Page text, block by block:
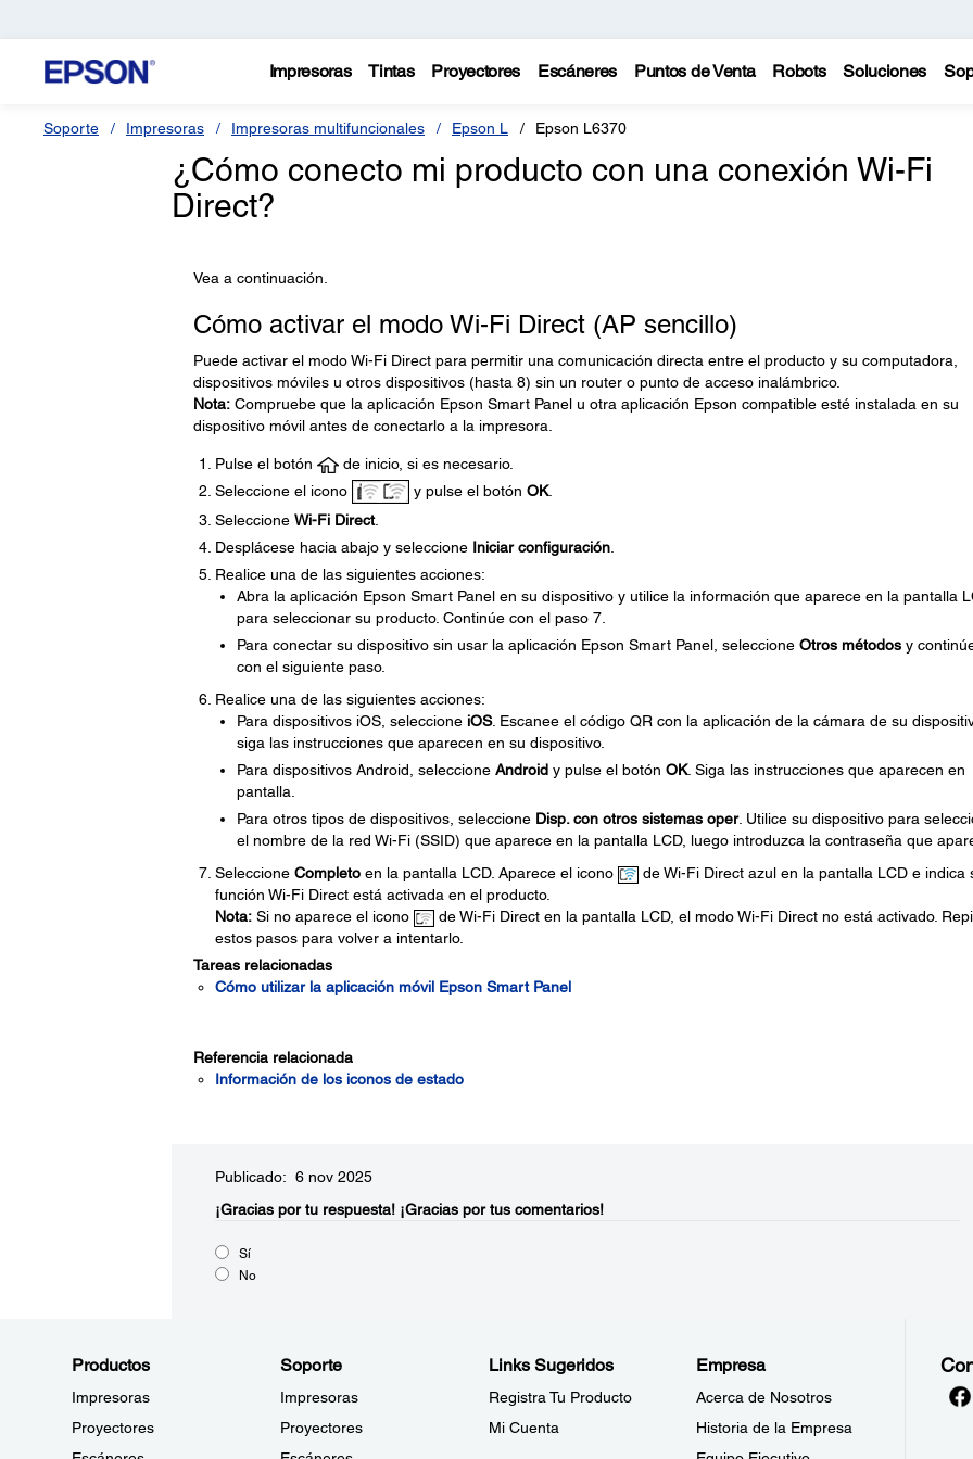
Impresoras Tintas Proyectores Escáneres Puntos de Venta Robots Soluciones
Soporte Impresoras Impresoras multifuncionales Epson L Epson L6370
¿Cómo conecto mi producto con una conexión Wi-Fi
Direct?
Vea a continuación.
Cómo activar el modo Wi-Fi Direct (AP sencillo)
Puede activar el modo Wi-Fi Direct para permitir una comunicación directa entre el producto y su computadora,
dispositivos móviles u otros dispositivos (hasta 8) sin un router o punto de acceso inalámbrico.
Nota:Compruebe que la aplicación Epson Smart Panel u otra aplicación Epson compatible esté instalada en su
dispositivo móvil antes de conectarlo a la impresora.
Pulse el botón
de inicio, si es necesario.
Seleccione el icono
y pulse el botón OK.
Seleccione Wi-Fi Direct.
Desplácese hacia abajo y seleccione Iniciar configuración.
Realice una de las siguientes acciones:
Abra la aplicación Epson Smart Panel en su dispositivo y utilice la información que aparece en la pantalla
para seleccionar su producto. Continúe con el paso 7.
Para conectar su dispositivo sin usar la aplicación Epson Smart Panel, seleccione Otros métodosy
con el siguiente paso.
Realice una de las siguientes acciones:
Para dispositivos iOS, seleccione iOS. Escanee el código QR con la aplicación de la cámara de su
siga las instrucciones que aparecen en su dispositivo.
Para dispositivos Android, seleccione Androidy pulse el botón OK. Siga las instrucciones que aparecen en
pantalla.
Para otros tipos de dispositivos, seleccione Disp. con otros sistemas oper. Utilice su dispositivo para
el nombre de la red Wi-Fi (SSID) que aparece en la pantalla LCD, luego introduzca la contraseña que
Seleccione Completoen la pantalla LCD. Aparece el icono
de Wi-Fi Direct azul en la pantalla LCD e indica
función Wi-Fi Direct está activada en el producto.
Nota:Si no aparece el icono
de Wi-Fi Direct en la pantalla LCD, el modo Wi-Fi Direct no está activado.
estos pasos para volver a intentarlo.
Tareas relacionadas
Cómo utilizar la aplicación móvil Epson Smart Panel
Referencia relacionada
Información de los iconos de estado
Publicado: 6 nov 2025
¡Gracias por tu respuesta! ¡Gracias por tus comentarios!
Sí
No
Productos
Impresoras
Proyectores
Soporte
Impresoras
Proyectores
Links Sugeridos
Registra Tu Producto
Mi Cuenta
Empresa
Acerca de Nosotros
Historia de la Empresa